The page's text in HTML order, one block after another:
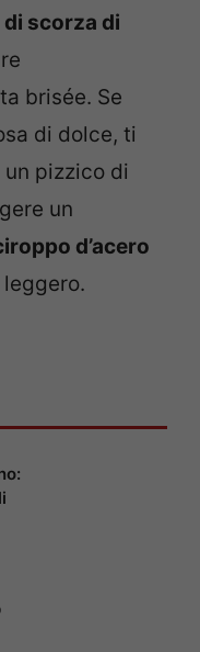
scorza di
brisée. Se
di dolce, ti
pizzico di
un
d’acero